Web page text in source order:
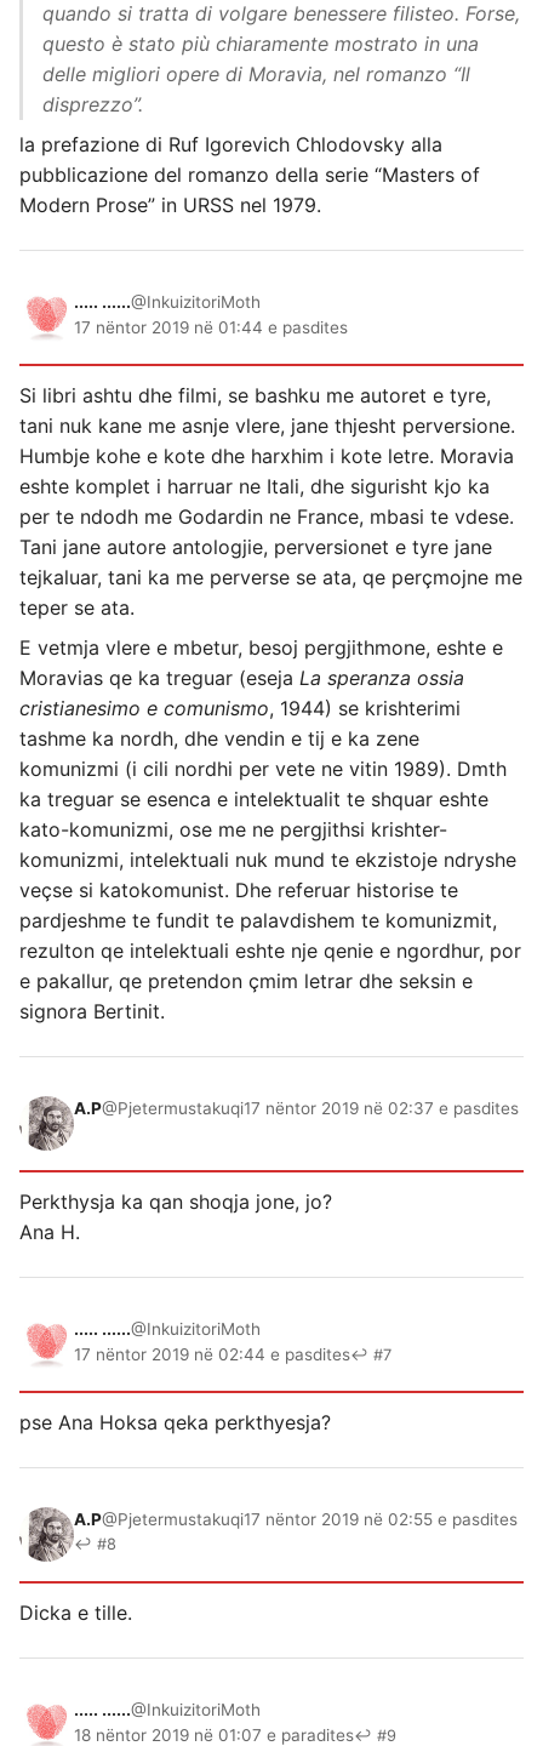
quando si tratta di volgare benessere filisteo. Forse,
questo è stato più chiaramente mostrato in una
delle migliori opere di Moravia, nel romanzo “Il
disprezzo”.
la prefazione di Ruf Igorevich Chlodovsky alla
pubblicazione del romanzo della serie “Masters of
Modern Prose” in URSS nel 1979.
..... ......@InkuizitoriMoth
17 nëntor 2019 në 01:44 e pasdites
Si libri ashtu dhe filmi, se bashku me autoret e tyre,
tani nuk kane me asnje vlere, jane thjesht perversione.
Humbje kohe e kote dhe harxhim i kote letre. Moravia
eshte komplet i harruar ne Itali, dhe sigurisht kjo ka
per te ndodh me Godardin ne France, mbasi te vdese.
Tani jane autore antologjie, perversionet e tyre jane
tejkaluar, tani ka me perverse se ata, qe perçmojne me
teper se ata.
E vetmja vlere e mbetur, besoj pergjithmone, eshte e
Moravias qe ka treguar (eseja La speranza ossia
cristianesimo e comunismo, 1944) se krishterimi
tashme ka nordh, dhe vendin e tij e ka zene
komunizmi (i cili nordhi per vete ne vitin 1989). Dmth
ka treguar se esenca e intelektualit te shquar eshte
kato-komunizmi, ose me ne pergjithsi krishter-
komunizmi, intelektuali nuk mund te ekzistoje ndryshe
veçse si katokomunist. Dhe referuar historise te
pardjeshme te fundit te palavdishem te komunizmit,
rezulton qe intelektuali eshte nje qenie e ngordhur, por
e pakallur, qe pretendon çmim letrar dhe seksin e
signora Bertinit.
A.P@Pjetermustakuqi17 nëntor 2019 në 02:37 e pasdites
Perkthysja ka qan shoqja jone, jo?
Ana H.
..... ......@InkuizitoriMoth
17 nëntor 2019 në 02:44 e pasdites↩ #7
pse Ana Hoksa qeka perkthyesja?
A.P@Pjetermustakuqi17 nëntor 2019 në 02:55 e pasdites
↩ #8
Dicka e tille.
..... ......@InkuizitoriMoth
18 nëntor 2019 në 01:07 e paradites↩ #9